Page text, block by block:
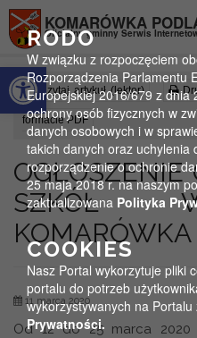
Otwórz pasek narzędzi
KOMARÓWKA
Oficjalny gminny Serwis
Czytaj artykuł (lektor)
formacie PDF
OGŁOSZENIE
SZKÓŁ
11 marca 2020
Od 12 do 25 marca 2020
RODO
W związku z rozpoczęciem
Rozporządzenia Parlamentu
Europejskiej 2016/679 z dnia
ochrony osób fizycznych w
danych osobowych i w
takich danych oraz uchylenia
rozporządzenie o ochronie
25 maja 2018 r. na naszym
zaktualizowana Polityka
COOKIES
Nasz Portal wykorzytuje pliki
portalu do potrzeb
wykorzystywanych na
Prywatności.